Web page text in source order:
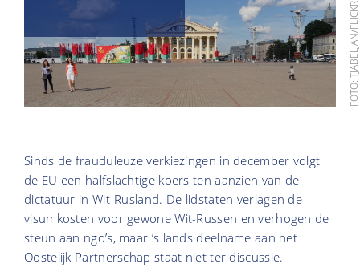
FOTO: TJABELJAN/FLICKR
Sinds de frauduleuze verkiezingen in december volgt
de EU een halfslachtige koers ten aanzien van de
dictatuur in Wit-Rusland. De lidstaten verlagen de
visumkosten voor gewone Wit-Russen en verhogen de
steun aan ngo’s, maar ’s lands deelname aan het
Oostelijk Partnerschap staat niet ter discussie.